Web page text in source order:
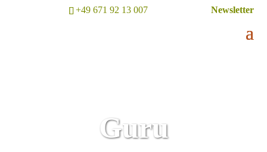
+49 671 92 13 007 Newsletter
Guru